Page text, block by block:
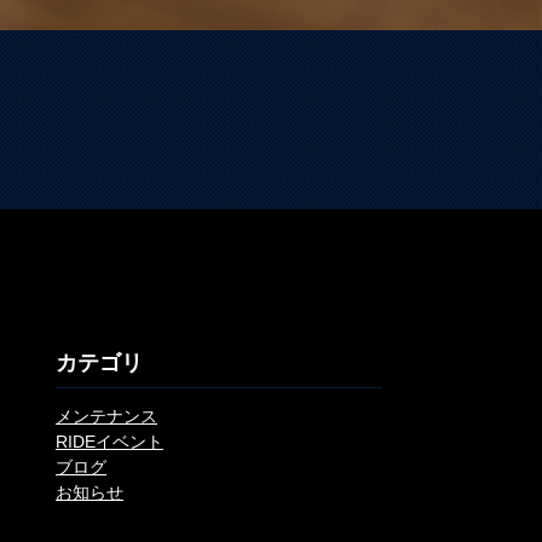
カテゴリ
メンテナンス
RIDEイベント
ブログ
お知らせ